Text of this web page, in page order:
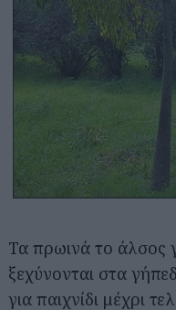
Τα πρωινά το άλσος
ξεχύνονται στα
για παιχνίδι μέχρι